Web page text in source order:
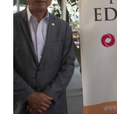
Teatro Peruano